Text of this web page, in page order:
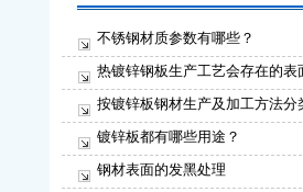
不锈钢材质参数有哪些？
热镀锌钢板生产工艺会存在的表
按镀锌板钢材生产及加工方法分
镀锌板都有哪些用途？
钢材表面的发黑处理